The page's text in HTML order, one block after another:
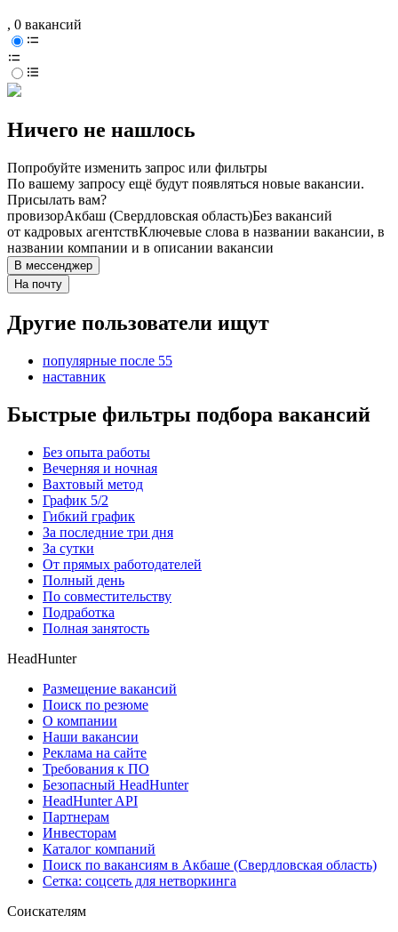
, 0 вакансий
Ничего не нашлось
Попробуйте изменить запрос или фильтры
По вашему запросу ещё будут появляться новые вакансии.
Присылать вам?
провизорАкбаш (Свердловская область)Без вакансий
от кадровых агентствКлючевые слова в названии вакансии, в
названии компании и в описании вакансии
В мессенджер
На почту
Другие пользователи ищут
популярные после 55
наставник
Быстрые фильтры подбора вакансий
Без опыта работы
Вечерняя и ночная
Вахтовый метод
График 5/2
Гибкий график
За последние три дня
За сутки
От прямых работодателей
Полный день
По совместительству
Подработка
Полная занятость
HeadHunter
Размещение вакансий
Поиск по резюме
О компании
Наши вакансии
Реклама на сайте
Требования к ПО
Безопасный HeadHunter
HeadHunter API
Партнерам
Инвесторам
Каталог компаний
Поиск по вакансиям в Акбаше (Свердловская область)
Сетка: соцсеть для нетворкинга
Соискателям